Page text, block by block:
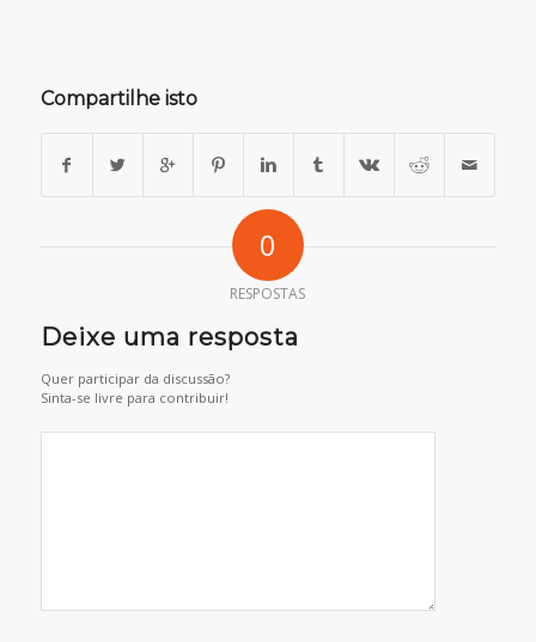
Compartilhe isto
0
RESPOSTAS
Deixe uma resposta
Quer participar da discussão?
Sinta-se livre para contribuir!